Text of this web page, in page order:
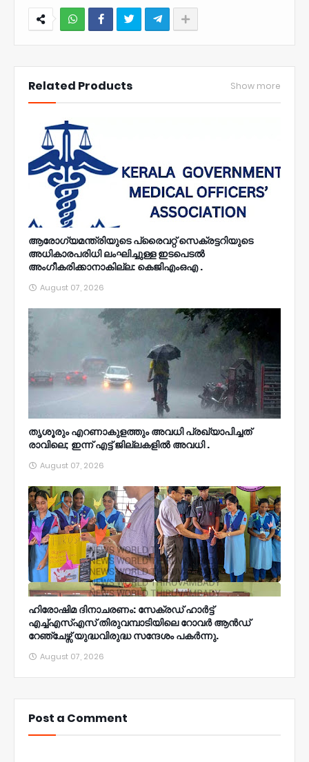
Related Products Show more
ആരോഗ്യമന്ത്രിയുടെ പ്രൈവറ്റ് സെക്രട്ടറിയുടെ
അധികാരപരിധി ലംഘിച്ചുള്ള ഇടപെടൽ
അംഗീകരിക്കാനാകില്ല: കെജിഎംഒഎ .
August 07, 2026
തൃശൂരും എറണാകുളത്തും അവധി പ്രഖ്യാപിച്ചത്
രാവിലെ; ഇന്ന് എട്ട് ജില്ലകളിൽ അവധി .
August 07, 2026
ഹിരോഷിമ ദിനാചരണം: സേക്രഡ് ഹാർട്ട്
എച്ച്എസ്എസ് തിരുവമ്പാടിയിലെ റോവർ ആൻഡ്
റേഞ്ചേഴ്സ് യുദ്ധവിരുദ്ധ സന്ദേശം പകർന്നു.
August 07, 2026
Post a Comment